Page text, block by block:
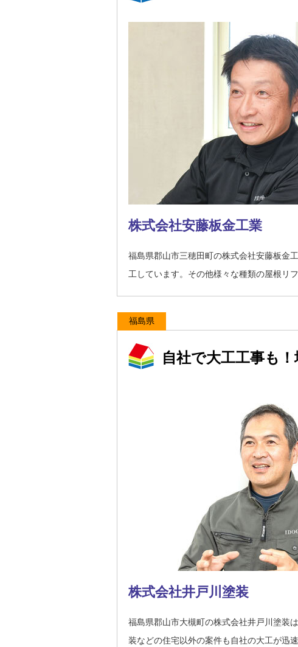
株式会社安藤板金工業
福島県郡山市三穂田町の株式会社安藤板金
工しています。その他様々な種類の屋根リ
福島県
自社で大工工事も
株式会社井戸川塗装
福島県郡山市大槻町の株式会社井戸川塗装
装などの住宅以外の案件も自社の大工が迅